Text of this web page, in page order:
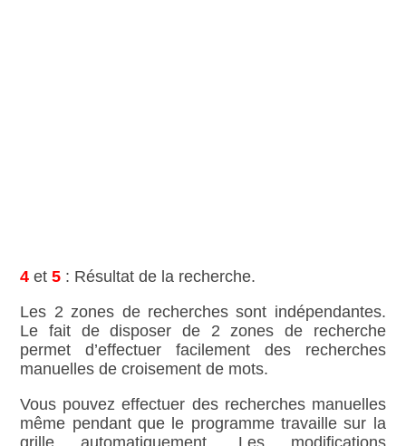
4 et5 : Résultat de la recherche.
Les 2 zones de recherches sont indépendantes.
Le fait de disposer de 2 zones de recherche
permet d’effectuer facilement des recherches
manuelles de croisement de mots.
Vous pouvez effectuer des recherches manuelles
même pendant que le programme travaille sur la
grille automatiquement. Les modifications